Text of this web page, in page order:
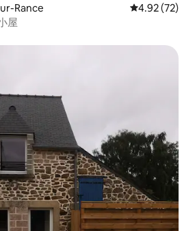
Rance 平均评分
4.92 (72)
屋